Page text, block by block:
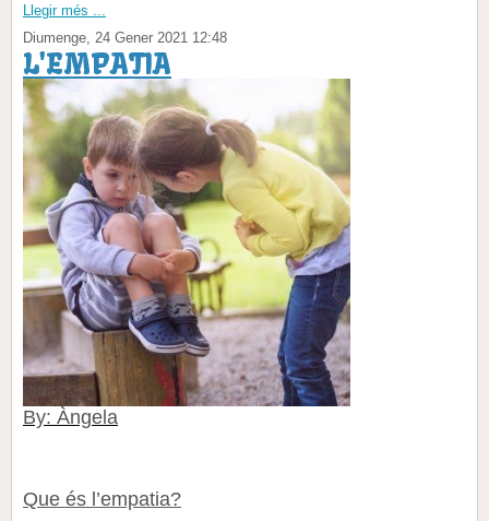
Llegir més ...
Diumenge, 24 Gener 2021 12:48
L'EMPATIA
By: Àngela
Que és l’empatia?